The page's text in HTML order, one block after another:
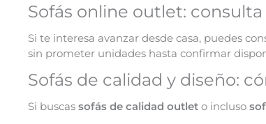
Sofás online outlet:
Si te interesa avanzar desde casa, puedes
sin prometer unidades hasta confirmar
Sofás de calidad y diseño:
Si buscas sofás de calidad outlet o incluso